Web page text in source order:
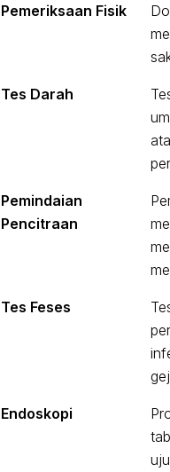
Pemeriksaan Fisik
Tes Darah
Pemindaian
Pencitraan
Tes Feses
Endoskopi